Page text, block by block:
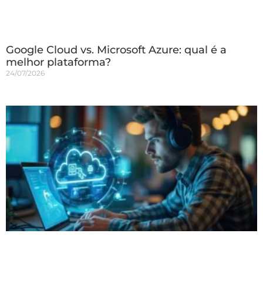
Google Cloud vs. Microsoft Azure: qual é a
melhor plataforma?
24/07/2026